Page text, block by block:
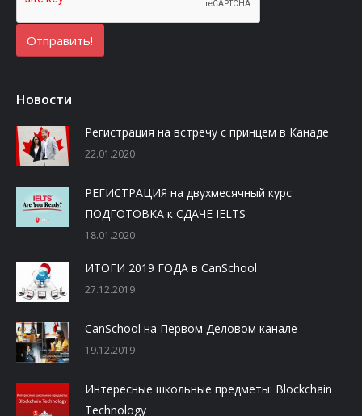
Новости
Регистрация на встречу с принцем в Канаде
22.01.2020
РЕГИСТРАЦИЯ на двухмесячный курс
ПОДГОТОВКА к СДАЧЕ IELTS
18.01.2020
ИТОГИ 2019 ГОДА в CanSchool
27.12.2019
CanSchool на Первом Деловом канале
19.12.2019
Интересные школьные предметы: Blockchain
Technology